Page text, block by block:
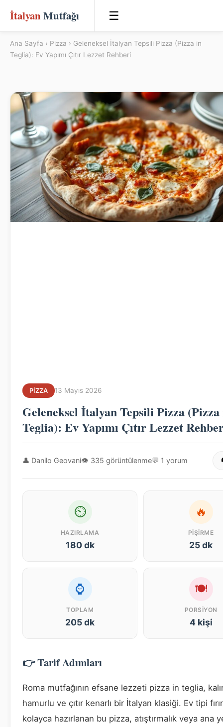
İtalyan Mutfağı ☰
Ana Sayfa › Pizza › Geleneksel İtalyan Tepsili Pizza (Pizza in
Teglia): Ev Yapımı Çıtır Lezzet Rehberi
PIZZA 13 Mayıs 2026
Geleneksel İtalyan Tepsili Pizza
Teglia): Ev Yapımı Çıtır Lezzet
👤 Danilo Geovani👁 335 görüntülenme💬 1 yorum
⏲
HAZIRLAMA
180 dk
🔥
PIŞIRME
25 dk
⌚
TOPLAM
205 dk
🍽
PORSIYON
4 kişi
👉 Tarif Adımları
Roma mutfağının efsane lezzeti pizza in teglia,
hamurlu ve çıtır kenarlı bir İtalyan klasiği. Ev tipi
kolayca hazırlanan bu pizza, atıştırmalık veya ana